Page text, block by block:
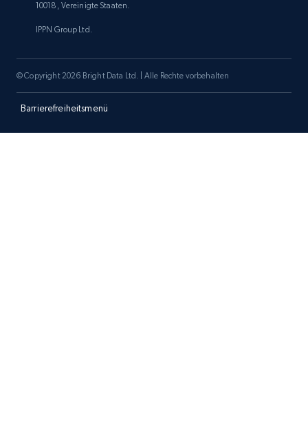
URL, Product id, Listing inventory id, Title, Rating,
price, and more.
1.9K+ 322+ Jetzt anfangen
10018, Vereinigte Staaten.
IPPN Group Ltd.
Barrierefreiheitsmenü
© Copyright 2026 Bright Data Ltd. | Alle Rechte vorbehalten